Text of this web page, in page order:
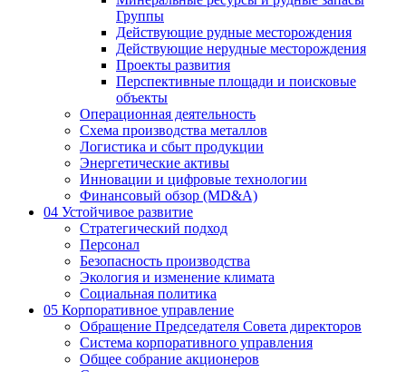
Группы
Действующие рудные месторождения
Действующие нерудные месторождения
Проекты развития
Перспективные площади и поисковые
объекты
Операционная деятельность
Схема производства металлов
Логистика и сбыт продукции
Энергетические активы
Инновации и цифровые технологии
Финансовый обзор (MD&A)
04 Устойчивое развитие
Стратегический подход
Персонал
Безопасность производства
Экология и изменение климата
Социальная политика
05 Корпоративное управление
Обращение Председателя Совета директоров
Система корпоративного управления
Общее собрание акционеров